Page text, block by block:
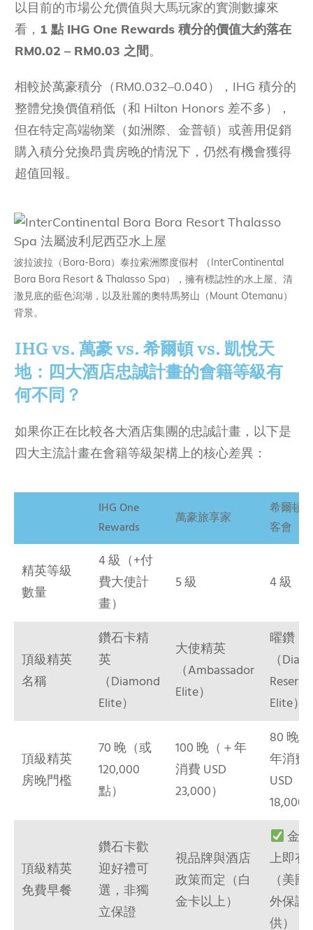
以目前的市場公允價值與大馬玩家的實測數據來
看， 1 點 IHG One Rewards 積分的價值大約落在
RM0.02 – RM0.03 之間。
相較於萬豪積分（RM0.032–0.040），IHG 積分的
整體兌換價值稍低（和 Hilton Honors 差不多），
但在特定高端物業（如洲際、金普頓）或善用促銷
購入積分兌換昂貴房晚的情況下，仍然有機會獲得
超值回報。
波拉波拉（Bora-Bora）泰拉索洲際度假村 （InterContinental
Bora Bora Resort & Thalasso Spa），擁有標誌性的水上屋、清
澈見底的藍色潟湖，以及壯麗的奧特馬努山（Mount Otemanu）
背景。
IHG vs. 萬豪 vs. 希爾頓 vs. 凱悅天
地：四大酒店忠誠計畫的會籍等級有
何不同？
如果你正在比較各大酒店集團的忠誠計畫，以下是
四大主流計畫在會籍等級架構上的核心差異：
IHG One
Rewards
萬豪旅享家
希爾頓
客會
精英等級
數量
4 級（+付
費大使計
畫）
5 級 4 級
頂級精英
名稱
鑽石卡精
英
（Diamond
Elite）
大使精英
（Ambassador
Elite）
曜鑽
（
Reserve
Elite）
頂級精英
房晚門檻
70 晚（或
120,000
點）
100 晚（＋年
消費 USD
23,000）
80 晚
年消費
USD
18,000
頂級精英
免費早餐
鑽石卡歡
迎好禮可
選，非獨
立保證
視品牌與酒店
政策而定（白
金卡以上）
金
上即有
（美國
外保證
供）